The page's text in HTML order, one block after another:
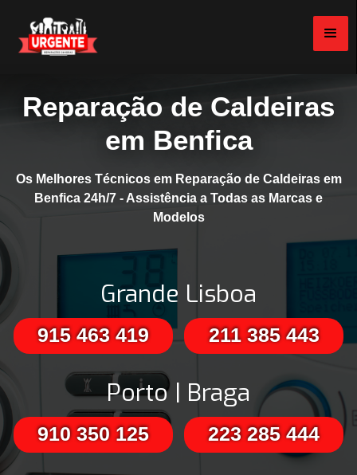
Reparação de Caldeiras
em Benfica
Os Melhores Técnicos em Reparação de Caldeiras em
Benfica 24h/7 - Assistência a Todas as Marcas e
Modelos
Grande Lisboa
915 463 419 211 385 443
Porto | Braga
910 350 125 223 285 444